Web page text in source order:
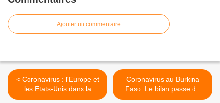
Ajouter un commentaire
< Coronavirus : l'Europe et
les Etats-Unis dans la
tourmente de la pandémie
Coronavirus au Burkina
Faso: Le bilan passe de
152 à 180 cas confirmés en